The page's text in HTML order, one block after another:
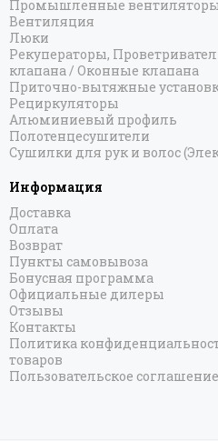
Промышленные
Вентиляция
Люки
Рекуператоры,
клапана / Оконные клапана
Приточно-вытяжные
Рециркуляторы
Алюминиевый профиль
Полотенцесушители
Сушилки для рук и волос
Информация
Доставка
Оплата
Возврат
Пункты самовывоза
Бонусная программа
Официальные дилеры
Отзывы
Контакты
Политика
товаров
Пользовательское соглашение